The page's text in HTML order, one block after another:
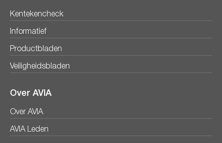
Kentekencheck
Informatief
Productbladen
Veiligheidsbladen
Over AVIA
Over AVIA
AVIA Leden